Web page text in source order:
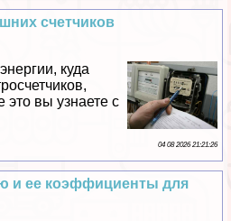
счетчиков
куда
это вы узнаете с
04 08 2026 21:21:26
и ее коэффициенты для